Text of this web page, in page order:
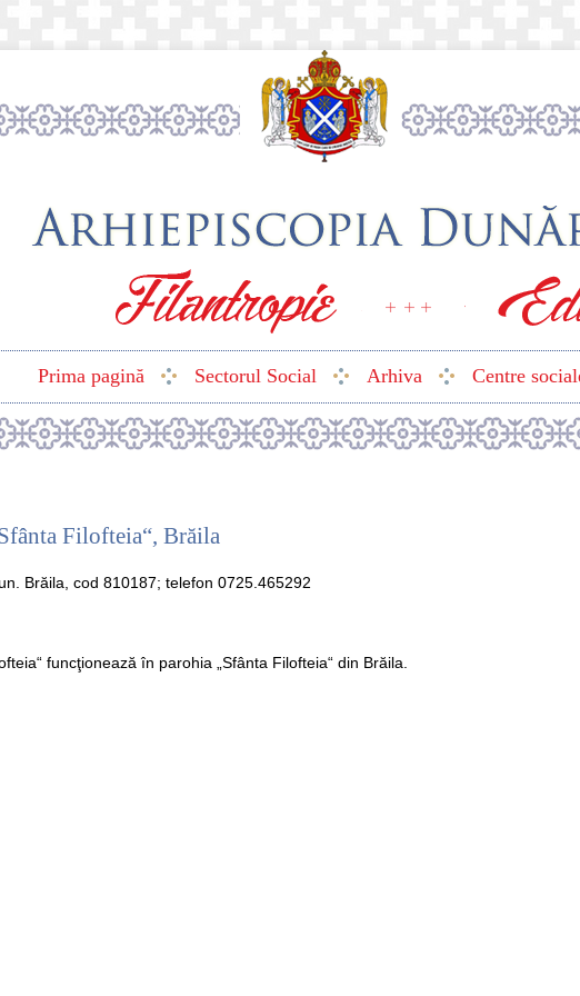
Prima pagină Sectorul Social Arhiva Centre
Filofteia“, Brăila
Brăila, cod 810187; telefon 0725.465292
funcţionează în parohia „Sfânta Filofteia“ din Brăila.